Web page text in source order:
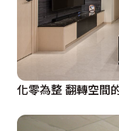
化零為整 翻轉空間